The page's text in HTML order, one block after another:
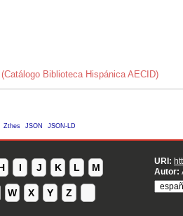
(Catálogo Biblioteca Hispánica AECID)
Zthes JSON JSON-LD
I J K L M
W X Y Z
URI:
Autor: